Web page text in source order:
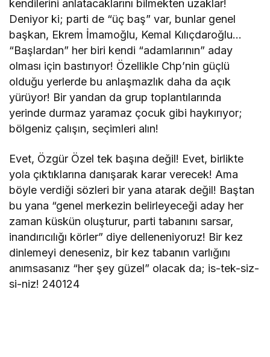
kendilerini anlatacaklarını bilmekten uzaklar!
Deniyor ki; parti de “üç baş” var, bunlar genel
başkan, Ekrem İmamoğlu, Kemal Kılıçdaroğlu…
“Başlardan” her biri kendi “adamlarının” aday
olması için bastırıyor! Özellikle Chp’nin güçlü
olduğu yerlerde bu anlaşmazlık daha da açık
yürüyor! Bir yandan da grup toplantılarında
yerinde durmaz yaramaz çocuk gibi haykırıyor;
bölgeniz çalışın, seçimleri alın!
Evet, Özgür Özel tek başına değil! Evet, birlikte
yola çıktıklarına danışarak karar verecek! Ama
böyle verdiği sözleri bir yana atarak değil! Baştan
bu yana “genel merkezin belirleyeceği aday her
zaman küskün oluşturur, parti tabanını sarsar,
inandırıcılığı körler” diye delleneniyoruz! Bir kez
dinlemeyi deneseniz, bir kez tabanın varlığını
anımsasanız “her şey güzel” olacak da; is-tek-siz-
si-niz! 240124